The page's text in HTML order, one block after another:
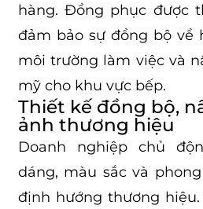
hàng. Đồng phục được
đảm bảo sự đồng bộ về
môi trường làm việc và
mỹ cho khu vực bếp.
Thiết kế đồng bộ,
ảnh thương hiệu
Doanh nghiệp chủ
dáng, màu sắc và
định hướng thương